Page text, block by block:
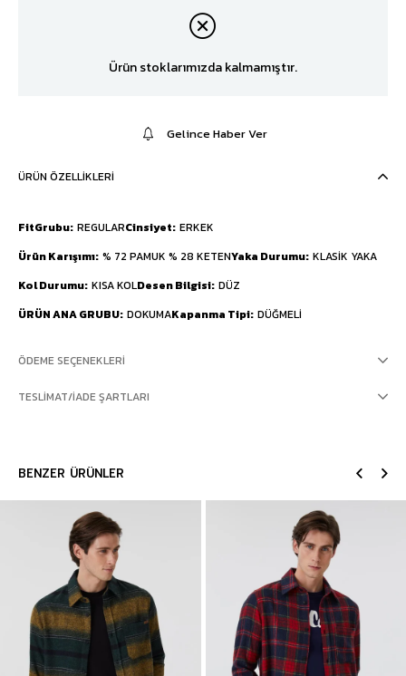
Ürün stoklarımızda kalmamıştır.
Gelince Haber Ver
ÜRÜN ÖZELLIKLERI
FitGrubu REGULARCinsiyet ERKEK
Ürün Karışımı % 72 PAMUK % 28 KETENYaka Durumu KLASİK YAKA
Kol Durumu KISA KOLDesen Bilgisi DÜZ
ÜRÜN ANA GRUBU DOKUMAKapanma Tipi DÜĞMELİ
ÖDEME SEÇENEKLERI
TESLIMAT/İADE ŞARTLARI
BENZER ÜRÜNLER